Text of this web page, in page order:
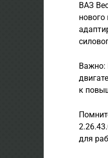
ВАЗ
Важно:
к
для